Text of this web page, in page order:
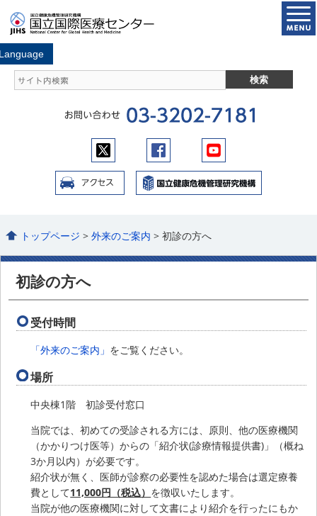
トップページ >外来のご案内 > 初診の方へ
初診の方へ
受付時間
「外来のご案内」 をご覧ください。
場所
中央棟1階 初診受付窓口
当院では、初めての受診される方には、原則、他の医療機関
（かかりつけ医等）からの「紹介状(診療情報提供書)」（概ね
3か月以内）が必要です。
紹介状が無く、医師が診察の必要性を認めた場合は選定療養
費として11,000円（税込） を徴収いたします。
当院が他の医療機関に対して文書により紹介を行ったにもか